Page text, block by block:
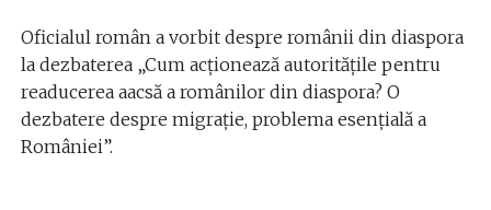
Oficialul român a vorbit despre românii din diaspora
la dezbaterea „Cum acționează autoritățile pentru
readucerea aacsă a românilor din diaspora? O
dezbatere despre migrație, problema esențială a
României”.